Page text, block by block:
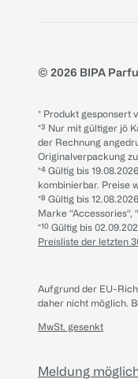
© 2026 BIPA
* Produkt gesponsert
*³ Nur mit gültiger jö
der Rechnung
Originalverpackung
*⁴ Gültig bis
kombinierbar. Preise
*⁸ Gültig bis
Marke
*¹⁰ Gültig bis
Preisliste der letzten
Aufgrund der EU-
daher nicht möglich.
MwSt. gesenkt
Meldung